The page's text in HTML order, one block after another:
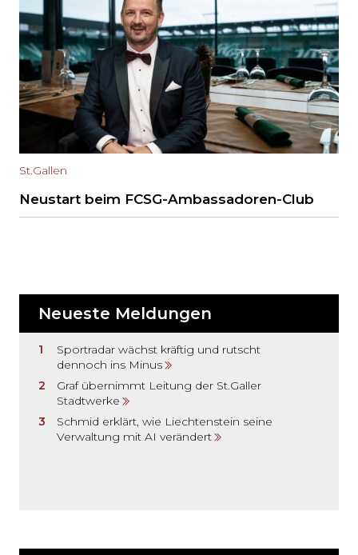
St.Gallen
Neustart beim FCSG-Ambassadoren-Club
Neueste Meldungen
Sportradar wächst kräftig und rutscht
dennoch ins Minus
Graf übernimmt Leitung der St.Galler
Stadtwerke
Schmid erklärt, wie Liechtenstein seine
Verwaltung mit AI verändert